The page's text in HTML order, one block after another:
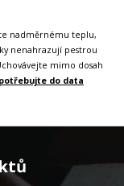
nadměrnému teplu,
nenahrazují pestrou
mimo dosah
do data